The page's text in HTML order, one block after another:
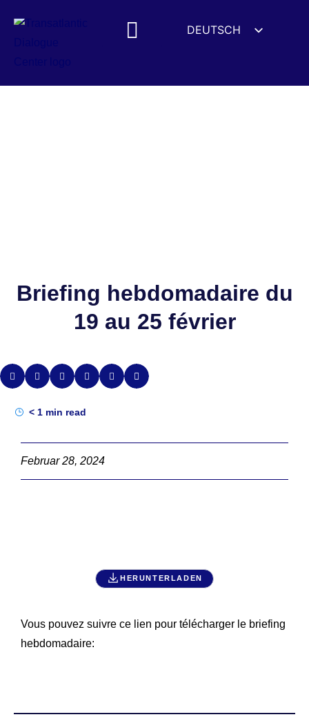
DEUTSCH
Briefing hebdomadaire du
19 au 25 février
< 1 min read
Februar 28, 2024
HERUNTERLADEN
Vous pouvez suivre ce lien pour télécharger le briefing
hebdomadaire: